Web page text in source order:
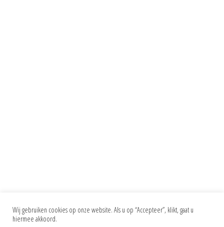
Wij gebruiken cookies op onze website. Als u op “Accepteer”, klikt, gaat u
hiermee akkoord.